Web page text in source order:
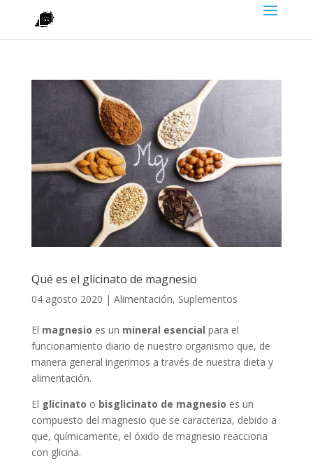
Qué es el glicinato de magnesio
04 agosto 2020 | Alimentación, Suplementos
El magnesio es un mineral esencial para el
funcionamiento diario de nuestro organismo que, de
manera general ingerimos a través de nuestra dieta y
alimentación.
El glicinato o bisglicinato de magnesio es un
compuesto del magnesio que se caracteriza, debido a
que, químicamente, el óxido de magnesio reacciona
con glicina.